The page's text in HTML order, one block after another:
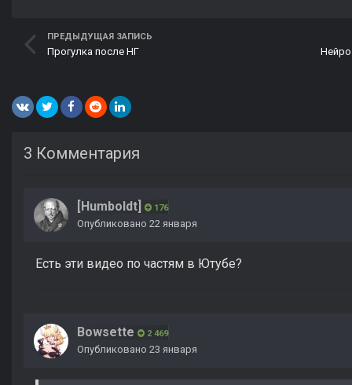
ПРЕДЫДУЩАЯ ЗАПИСЬ
Прогулка после НГ
3 Комментария
[Humboldt] 176
Опубликовано 22 января
Есть эти видео по частям в Ютубе?
Bowsette 2 469
Опубликовано 23 января